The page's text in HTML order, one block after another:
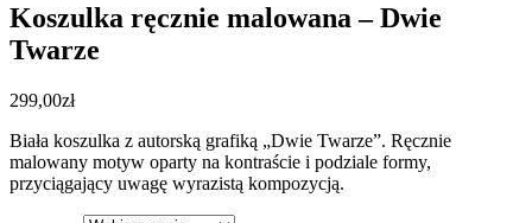
Koszulka ręcznie malowana – Dwie
Twarze
299,00zł
Biała koszulka z autorską grafiką „Dwie Twarze”. Ręcznie
malowany motyw oparty na kontraście i podziale formy,
przyciągający uwagę wyrazistą kompozycją.